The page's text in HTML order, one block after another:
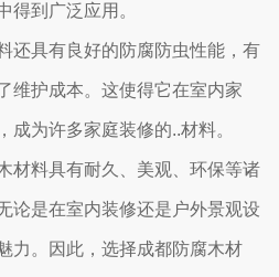
得到广泛应用。
还具有良好的防腐防虫性能，有
维护成本。这使得它在室内家
成为许多家庭装修的..材料。
材料具有耐久、美观、环保等诸
论是在室内装修还是户外景观设
力。因此，选择成都防腐木材